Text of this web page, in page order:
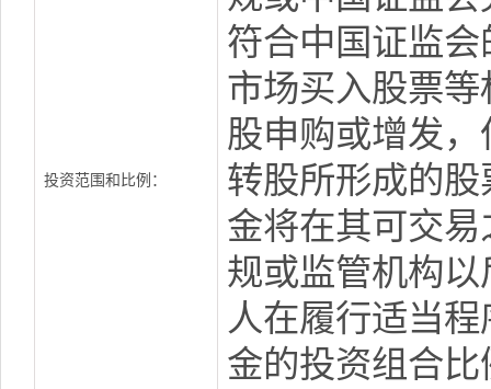
投资范围和比例：
符合中国证监
市场买入股票
股申购或增发
转股所形成的
金将在其可交
规或监管机构
人在履行适当
金的投资组合